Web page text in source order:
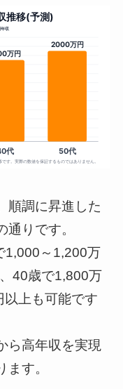
順調に昇進した
りです。
1,000～1,200万
40歳で1,800万
以上も可能です
ら高年収を実現
す。